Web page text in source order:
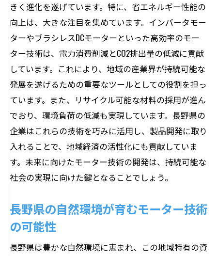
長野県がリードするモーターイノベーシ
ョン
地域産業を支えるモーターの未来展望
次世代モーター技術の可能性と課題
地域経済を飛躍させるモーターの展望
産業界でのモーター技術の進化と未来
地元の雇用を支えるモーターの活用
地域振興に不可欠なモーターの役割
長野県が目指すモーター技術の方向性
長野県での再生可能エネルギーとモーターの
融合
果
風力発電におけるモーター技術の活用
ソーラーシステムとモーターの調和
きく進化を遂げています。特に、省エネルギー性能の
向上は、大きな注目を集めています。インバータモー
ターやブラシレスDCモーターといった高効率のモー
ター技術は、電力消費削減とCO2排出量の低減に貢献
しています。これにより、地域の産業界が持続可能な
発展を遂げるための重要なツールとしての役割を担っ
ています。また、リサイクル可能な材料の採用が進ん
でおり、環境負荷の低減も実現しています。長野県の
企業はこれらの技術を巧みに活用し、製品開発に取り
入れることで、地域経済の活性化にも貢献していま
す。未来に向けたモーター技術の開発は、持続可能な
社会の実現に向けた鍵となることでしょう。
長野県の自然環境が育むモーター技術
の可能性
長野県は豊かな自然環境に恵まれ、この地域特有の資